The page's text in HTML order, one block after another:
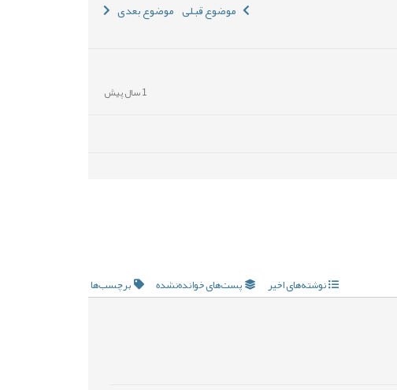
موضوع قبلی موضوع بعدی
1 سال پیش
نوشته‌های اخیر پست‌های خوانده‌نشده برچسب‌ها